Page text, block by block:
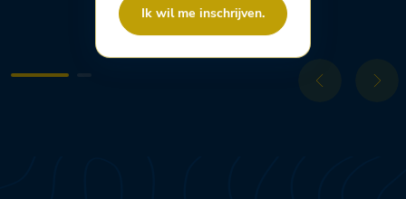
Ik wil me inschrijven.